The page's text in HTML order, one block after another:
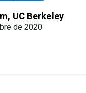
UC Berkeley
de 2020